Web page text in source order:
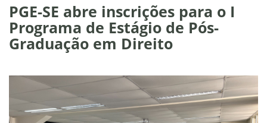
PGE-SE abre inscrições para o I
Programa de Estágio de Pós-
Graduação em Direito